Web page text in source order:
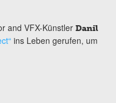
and VFX-Künstler Danil
ins Leben gerufen, um